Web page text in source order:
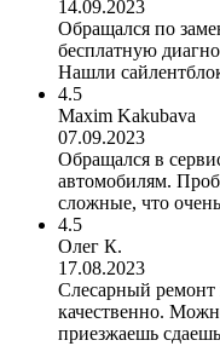
14.09.2023
Обращался по
бесплатную
Нашли
4.5
Maxim Kakubava
07.09.2023
Обращался в
автомобилям.
сложные, что
4.5
Олег К.
17.08.2023
Слесарный ремонт
качественно.
приезжаешь